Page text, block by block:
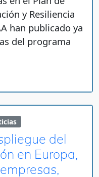
y Resiliencia
han publicado ya
del programa
del
en Europa,